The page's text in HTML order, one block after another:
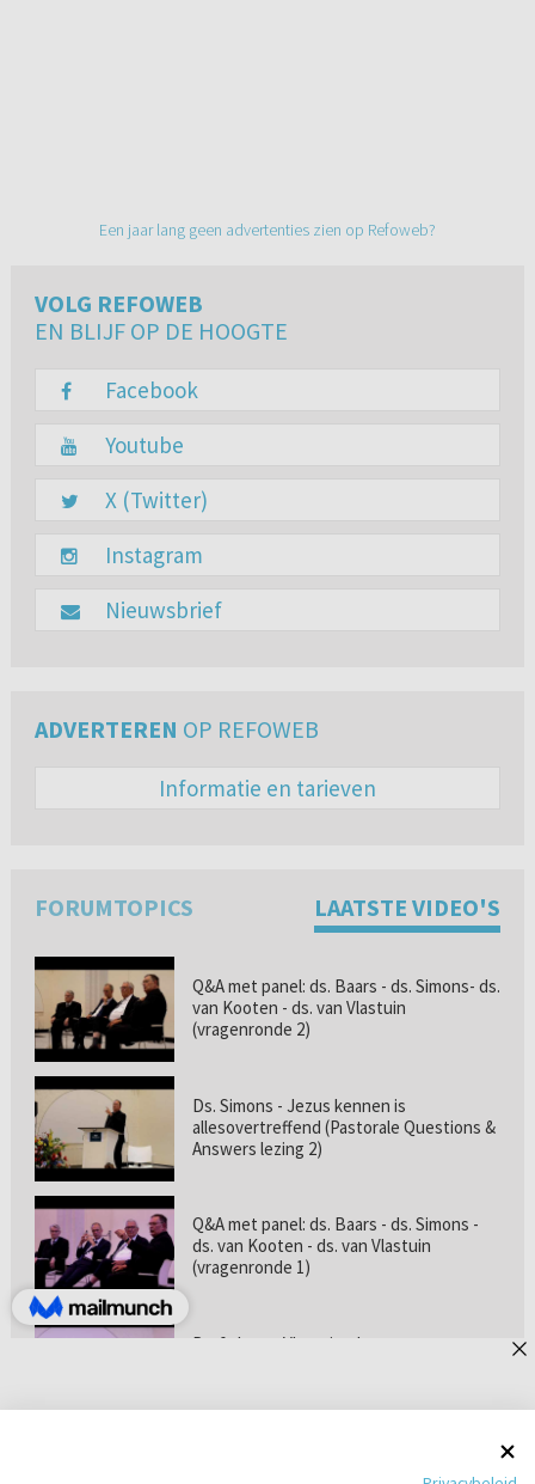
Een jaar lang geen advertenties zien op Refoweb?
VOLG REFOWEB
EN BLIJF OP DE HOOGTE
Facebook
Youtube
X (Twitter)
Instagram
Nieuwsbrief
ADVERTEREN OP REFOWEB
Informatie en tarieven
FORUMTOPICS LAATSTE VIDEO'S
Q&A met panel: ds. Baars - ds. Simons- ds.
van Kooten - ds. van Vlastuin
(vragenronde 2)
Ds. Simons - Jezus kennen is
allesovertreffend (Pastorale Questions &
Answers lezing 2)
Q&A met panel: ds. Baars - ds. Simons -
ds. van Kooten - ds. van Vlastuin
(vragenronde 1)
Prof. dr. van Vlastuin - Is